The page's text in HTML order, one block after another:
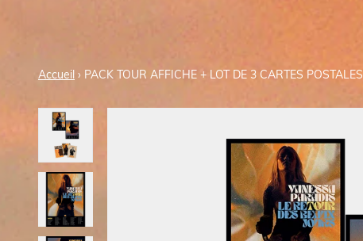
Accueil › PACK TOUR AFFICHE + LOT DE 3 CARTES POSTALES